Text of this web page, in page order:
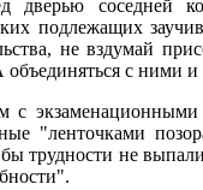
дверью соседней
подлежащих
не вздумай
объединяться с ними и
с
"ленточками
трудности не